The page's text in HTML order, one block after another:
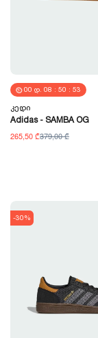
00 Დ. 08 : 50 : 52
Კედი
Adidas - SAMBA OG
265,50 ₾379,00 ₾
-30%